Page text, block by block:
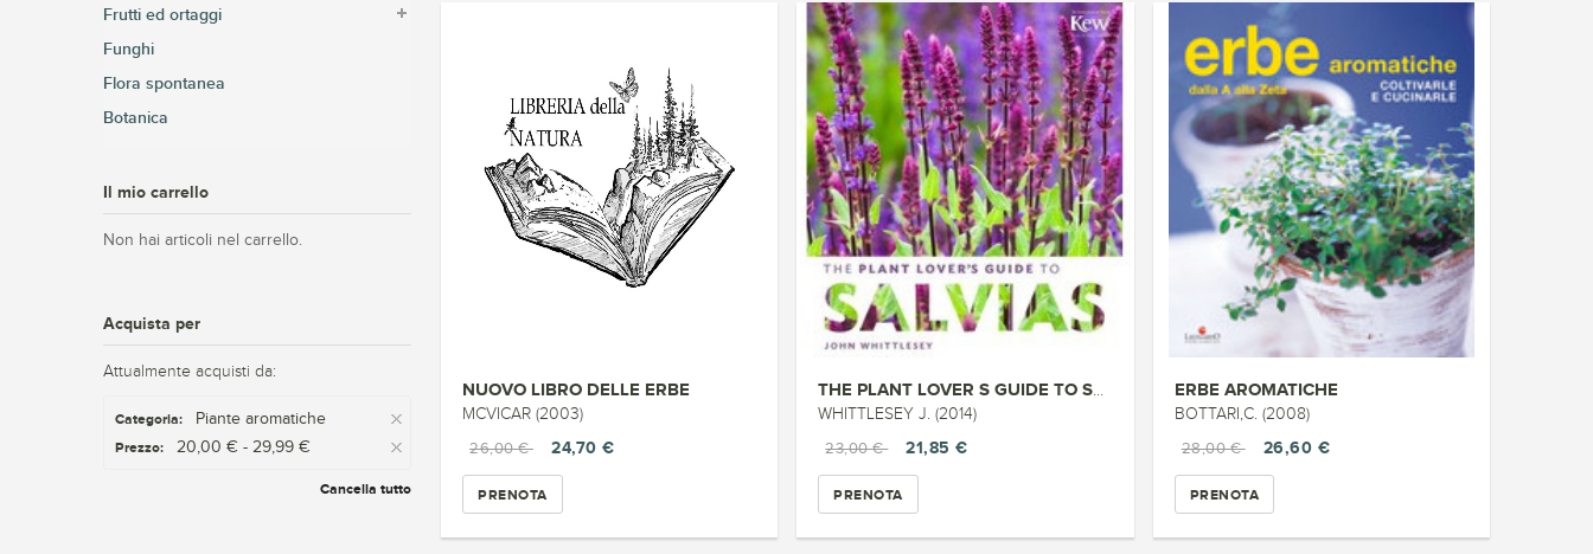
NUOVO LIBRO DELLE ERBE
MCVICAR (2003)
26,00 €
24,70 €
PRENOTA
THE PLANT LOVER S GUIDE TO SAL...
WHITTLESEY J. (2014)
23,00 €
21,85 €
PRENOTA
ERBE AROMATICHE
BOTTARI,C. (2008)
28,00 €
26,60 €
PRENOTA
Frutti ed ortaggi
Funghi
Flora spontanea
Botanica
Il mio carrello
Non hai articoli nel carrello.
Acquista per
Attualmente acquisti da:
Categoria: Piante aromatiche
Prezzo: 20,00 € - 29,99 €
Cancella tutto